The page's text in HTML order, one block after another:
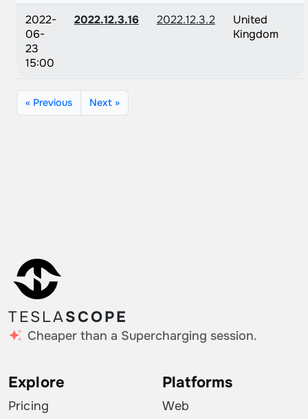
2022-
06-
23
15:00
2022.12.3.16 2022.12.3.2
United
Kingdom
« Previous Next »
TESLASCOPE
Cheaper than a Supercharging session.
Explore
Pricing
Platforms
Web